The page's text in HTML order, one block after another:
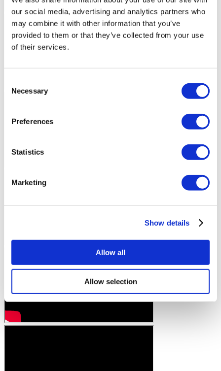
our social media, advertising and analytics partners who
may combine it with other information that you’ve
provided to them or that they’ve collected from your use
of their services.
Selection
Necessary
Preferences
Statistics
Marketing
Show details
Allow all
Allow selection